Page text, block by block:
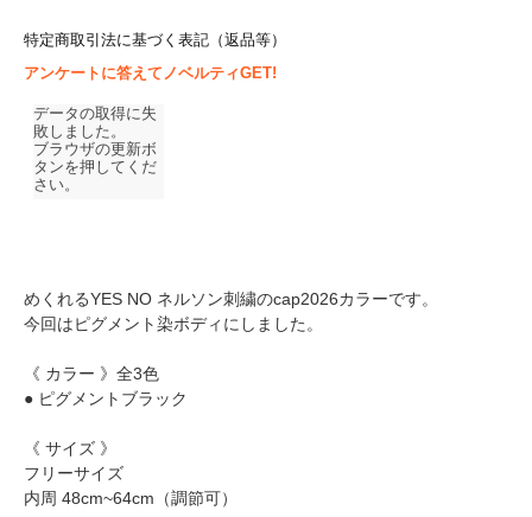
特定商取引法に基づく表記（返品等）
アンケートに答えてノベルティGET!
めくれるYES NO ネルソン刺繍のcap2026カラーです。
今回はピグメント染ボディにしました。
《 カラー 》全3色
● ピグメントブラック
《 サイズ 》
フリーサイズ
内周 48cm~64cm（調節可）